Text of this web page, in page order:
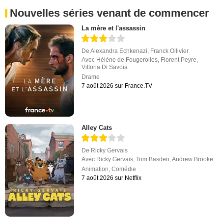
Nouvelles séries venant de commencer
La mère et l'assassin
DeAlexandra Echkenazi, Franck Ollivier
Avec Hélène de Fougerolles, Florent Peyre,
Vittoria Di Savoia
Drame
7 août 2026 sur France.TV
Alley Cats
De Ricky Gervais
Avec Ricky Gervais,Tom Basden,Andrew Brooke
Animation,Comédie
7 août 2026 sur Netflix